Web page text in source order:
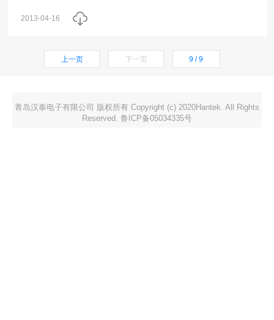
2013-04-16
上一页 下一页 9 / 9
青岛汉泰电子有限公司 版权所有 Copyright (c) 2020Hantek. All Rights
Reserved. 鲁ICP备05034335号